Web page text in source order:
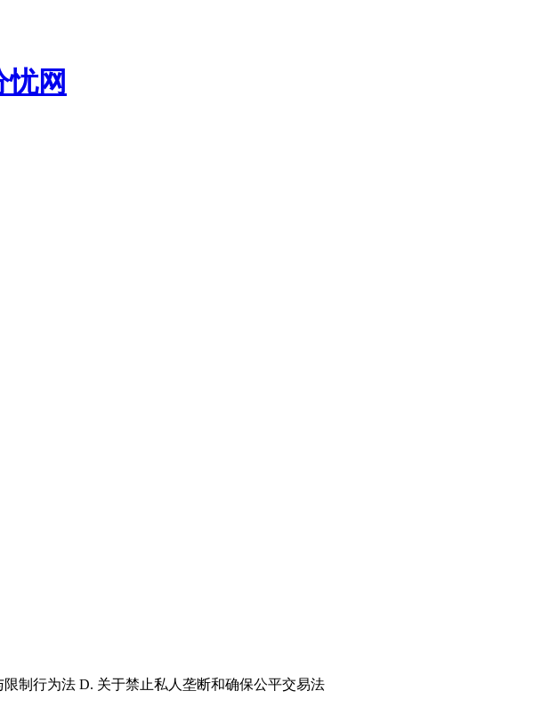
制行为法 D. 关于禁止私人垄断和确保公平交易法